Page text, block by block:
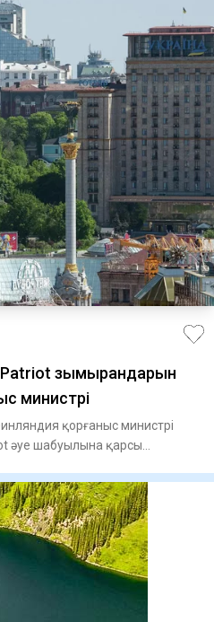
Patriot зымырандарын
министрі
қорғаныс министрі
әуе шабуылына қарсы